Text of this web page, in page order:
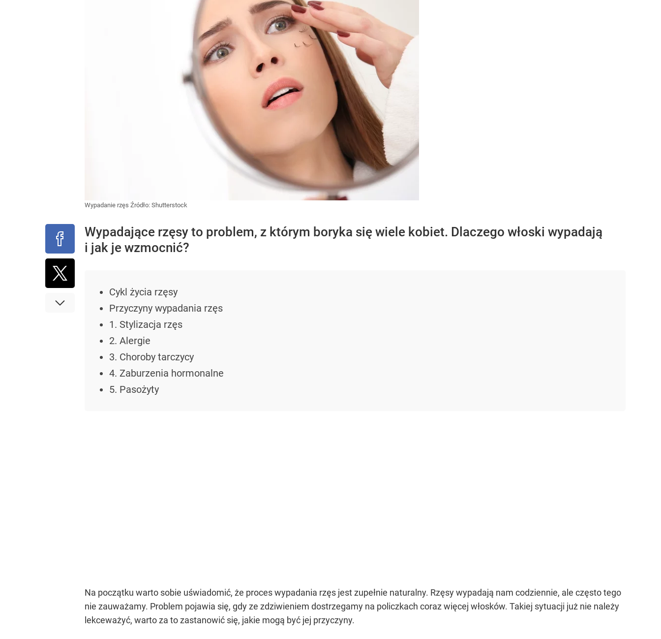
Wypadanie rzęs Źródło: Shutterstock
Wypadające rzęsy to problem, z którym boryka się wiele kobiet. Dlaczego włoski wypadają
i jak je wzmocnić?
Cykl życia rzęsy
Przyczyny wypadania rzęs
1. Stylizacja rzęs
2. Alergie
3. Choroby tarczycy
4. Zaburzenia hormonalne
5. Pasożyty
Na początku warto sobie uświadomić, że proces wypadania rzęs jest zupełnie naturalny. Rzęsy wypadają nam codziennie, ale często tego
nie zauważamy. Problem pojawia się, gdy ze zdziwieniem dostrzegamy na policzkach coraz więcej włosków. Takiej sytuacji już nie należy
lekceważyć, warto za to zastanowić się, jakie mogą być jej przyczyny.